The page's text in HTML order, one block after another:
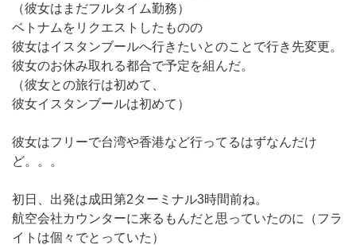
（彼女はまだフルタイム勤務）
ベトナムをリクエストしたものの
彼女はイスタンブールへ行きたいとのことで行き先変更。
彼女のお休み取れる都合で予定を組んだ。
（彼女との旅行は初めて、
彼女イスタンブールは初めて）
彼女はフリーで台湾や香港など行ってるはずなんだけ
ど。。。
初日、出発は成田第2ターミナル3時間前ね。
航空会社カウンターに来るもんだと思っていたのに（フラ
イトは個々でとっていた）